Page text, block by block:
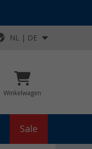
NL | DE
Winkelwagen
Sale